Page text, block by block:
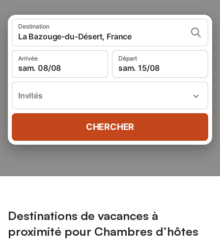
Destination
La Bazouge-du-Désert, France
Arrivée
sam. 08/08
Départ
sam. 15/08
Invités
CHERCHER
Destinations de vacances à
proximité pour Chambres d’hôtes